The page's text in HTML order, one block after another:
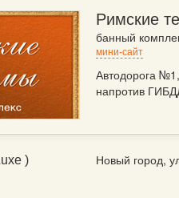
Римские
банный
мини-сайт
Автодорога
напротив
)
Новый город,